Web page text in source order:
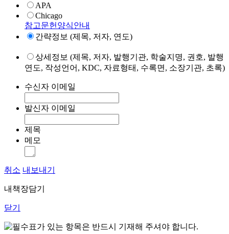
APA
Chicago
참고문헌양식안내
간략정보 (제목, 저자, 연도)
상세정보 (제목, 저자, 발행기관, 학술지명, 권호, 발행
연도, 작성언어, KDC, 자료형태, 수록면, 소장기관, 초록)
수신자 이메일
발신자 이메일
제목
메모
취소 내보내기
내책장담기
닫기
표가 있는 항목은 반드시 기재해 주셔야 합니다.